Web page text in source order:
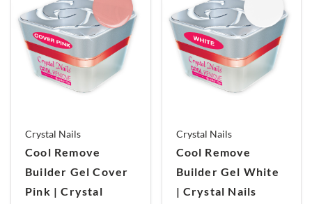
Crystal Nails
Cool Remove
Builder Gel Cover
Pink | Crystal
Crystal Nails
Cool Remove
Builder Gel White
| Crystal Nails